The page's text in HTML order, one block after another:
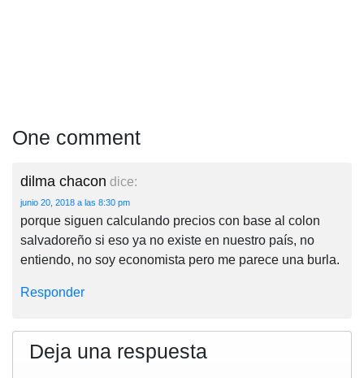
One comment
dilma chacon dice:
junio 20, 2018 a las 8:30 pm
porque siguen calculando precios con base al colon
salvadoreño si eso ya no existe en nuestro país, no
entiendo, no soy economista pero me parece una burla.
Responder
Deja una respuesta